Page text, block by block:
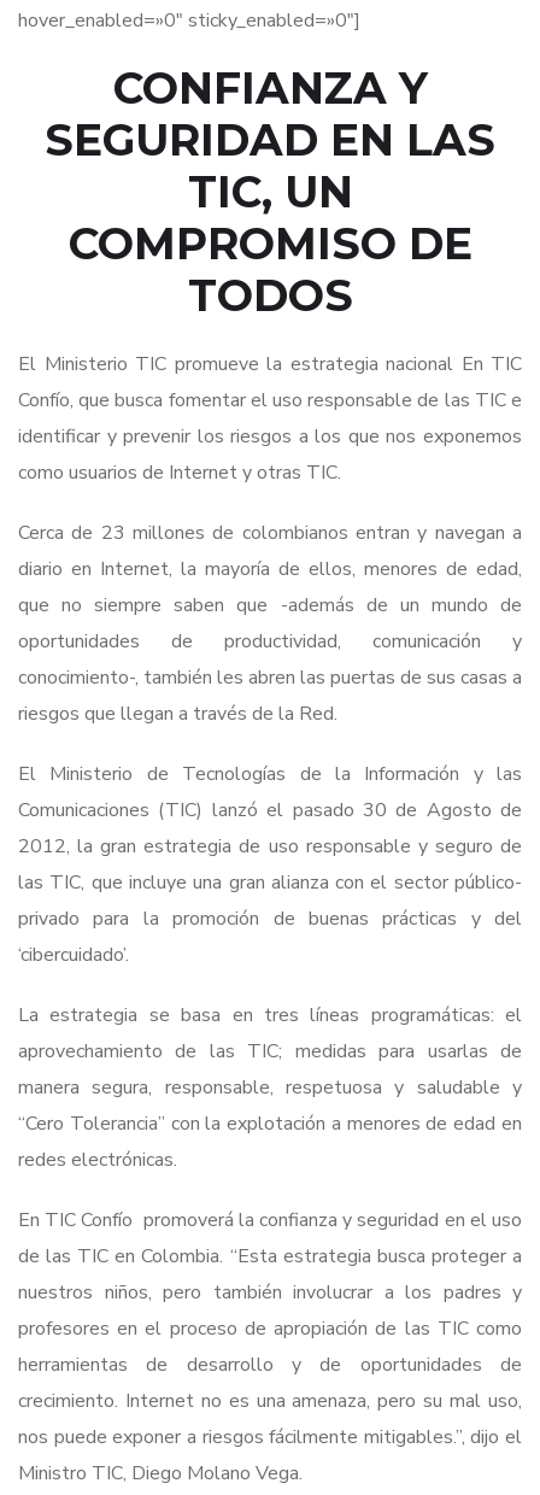
hover_enabled=»0″ sticky_enabled=»0″]
CONFIANZA Y
SEGURIDAD EN LAS
TIC, UN
COMPROMISO DE
TODOS
El Ministerio TIC promueve la estrategia nacional En TIC
Confío, que busca fomentar el uso responsable de las TIC e
identificar y prevenir los riesgos a los que nos exponemos
como usuarios de Internet y otras TIC.
Cerca de 23 millones de colombianos entran y navegan a
diario en Internet, la mayoría de ellos, menores de edad,
que no siempre saben que -además de un mundo de
oportunidades de productividad, comunicación y
conocimiento-, también les abren las puertas de sus casas a
riesgos que llegan a través de la Red.
El Ministerio de Tecnologías de la Información y las
Comunicaciones (TIC) lanzó el pasado 30 de Agosto de
2012, la gran estrategia de uso responsable y seguro de
las TIC, que incluye una gran alianza con el sector público-
privado para la promoción de buenas prácticas y del
‘cibercuidado’.
La estrategia se basa en tres líneas programáticas: el
aprovechamiento de las TIC; medidas para usarlas de
manera segura, responsable, respetuosa y saludable y
“Cero Tolerancia” con la explotación a menores de edad en
redes electrónicas.
En TIC Confío promoverá la confianza y seguridad en el uso
de las TIC en Colombia. “Esta estrategia busca proteger a
nuestros niños, pero también involucrar a los padres y
profesores en el proceso de apropiación de las TIC como
herramientas de desarrollo y de oportunidades de
crecimiento. Internet no es una amenaza, pero su mal uso,
nos puede exponer a riesgos fácilmente mitigables.”, dijo el
Ministro TIC, Diego Molano Vega.